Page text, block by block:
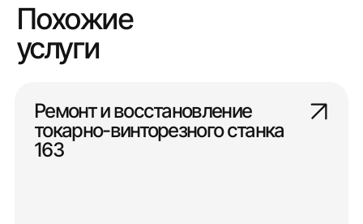
Похожие
услуги
Ремонт и восстановление
токарно-винторезного станка
163